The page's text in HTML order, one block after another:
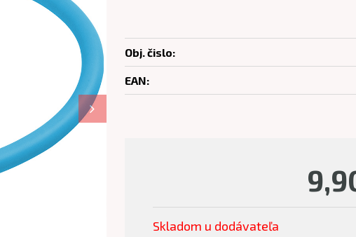
Skladom u dodávateľa
Obj. čislo:
EAN: